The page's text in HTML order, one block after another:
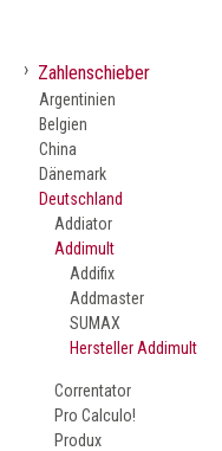
› Zahlenschieber
Argentinien
Belgien
China
Dänemark
Deutschland
Addiator
Addimult
Addifix
Addmaster
SUMAX
Hersteller Addimult
Correntator
Pro Calculo!
Produx